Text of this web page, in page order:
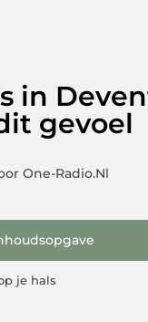
in
gevoel
One-Radio.nl
je hals